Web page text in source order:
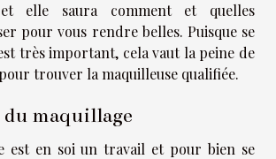
et elle saura comment et quelles
pour vous rendre belles. Puisque se
très important, cela vaut la peine de
trouver la maquilleuse qualifiée.
maquillage
est en soi un travail et pour bien se